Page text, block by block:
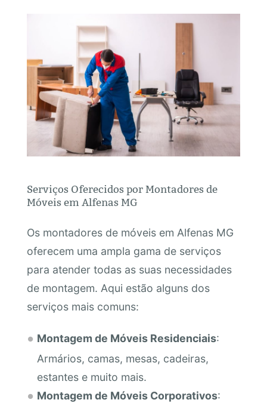
Serviços Oferecidos por Montadores de
Móveis em Alfenas MG
Os montadores de móveis em Alfenas MG
oferecem uma ampla gama de serviços
para atender todas as suas necessidades
de montagem. Aqui estão alguns dos
serviços mais comuns:
Montagem de Móveis Residenciais:
Armários, camas, mesas, cadeiras,
estantes e muito mais.
Montagem de Móveis Corporativos: